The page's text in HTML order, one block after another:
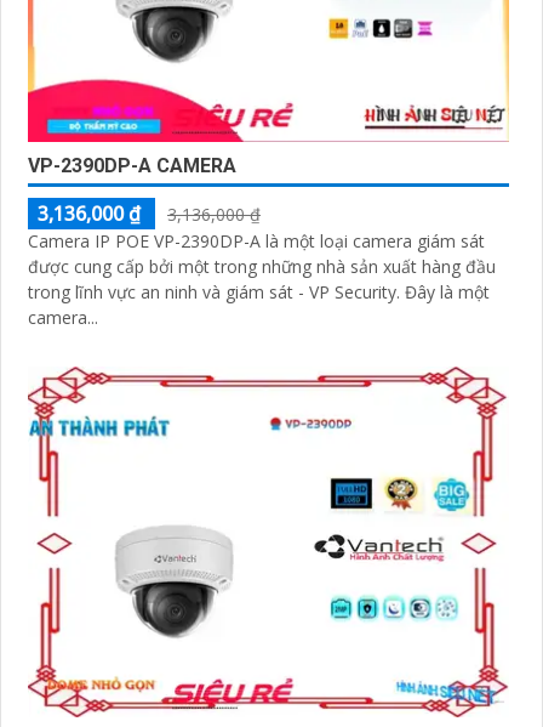
VP-2390DP-A CAMERA
3,136,000 ₫
3,136,000 ₫
Camera IP POE VP-2390DP-A là một loại camera giám sát
được cung cấp bởi một trong những nhà sản xuất hàng đầu
trong lĩnh vực an ninh và giám sát - VP Security. Đây là một
camera...